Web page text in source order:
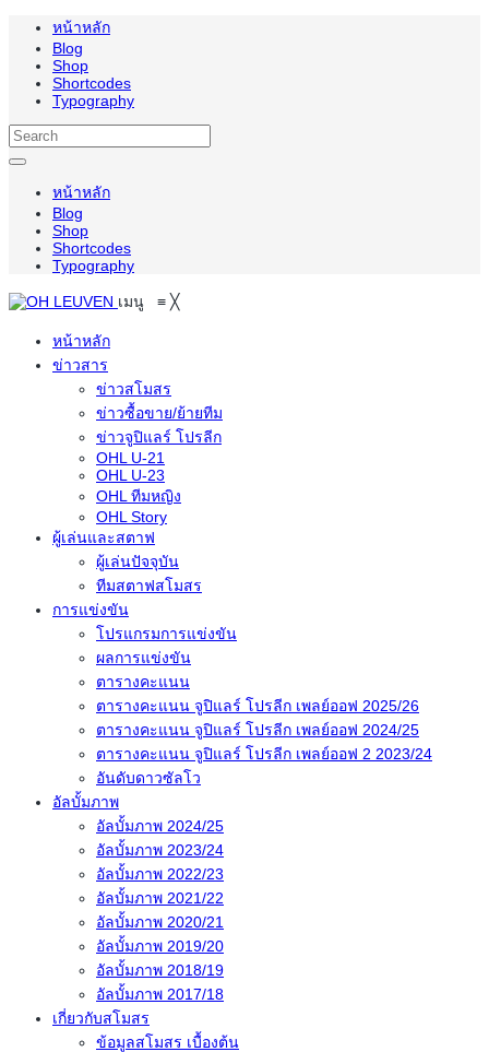
หน้าหลัก
Blog
Shop
Shortcodes
Typography
หน้าหลัก
Blog
Shop
Shortcodes
Typography
เมนู ≡ ╳
หน้าหลัก
ข่าวสาร
ข่าวสโมสร
ข่าวซื้อขาย/ย้ายทีม
ข่าวจูปิแลร์ โปรลีก
OHL U-21
OHL U-23
OHL ทีมหญิง
OHL Story
ผู้เล่นและสตาฟ
ผู้เล่นปัจจุบัน
ทีมสตาฟสโมสร
การแข่งขัน
โปรแกรมการแข่งขัน
ผลการแข่งขัน
ตารางคะแนน
ตารางคะแนน จูปิแลร์ โปรลีก เพลย์ออฟ 2025/26
ตารางคะแนน จูปิแลร์ โปรลีก เพลย์ออฟ 2024/25
ตารางคะแนน จูปิแลร์ โปรลีก เพลย์ออฟ 2 2023/24
อันดับดาวซัลโว
อัลบั้มภาพ
อัลบั้มภาพ 2024/25
อัลบั้มภาพ 2023/24
อัลบั้มภาพ 2022/23
อัลบั้มภาพ 2021/22
อัลบั้มภาพ 2020/21
อัลบั้มภาพ 2019/20
อัลบั้มภาพ 2018/19
อัลบั้มภาพ 2017/18
เกี่ยวกับสโมสร
ข้อมูลสโมสร เบื้องต้น